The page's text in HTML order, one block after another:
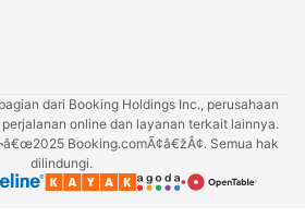
dari Booking Holdings Inc., perusahaan
online dan layanan terkait lainnya.
Booking.comÃ¢â€žÂ¢. Semua hak
dilindungi.